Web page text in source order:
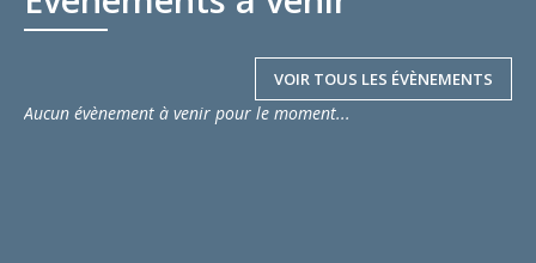
VOIR TOUS LES ÉVÈNEMENTS
Aucun évènement à venir pour le moment...